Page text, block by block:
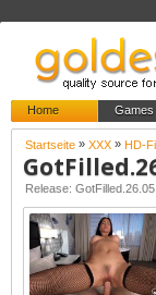
Home Games
Startseite » XXX » HD-
Release: